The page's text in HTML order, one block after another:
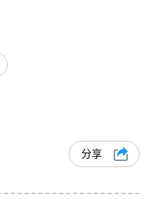
分享